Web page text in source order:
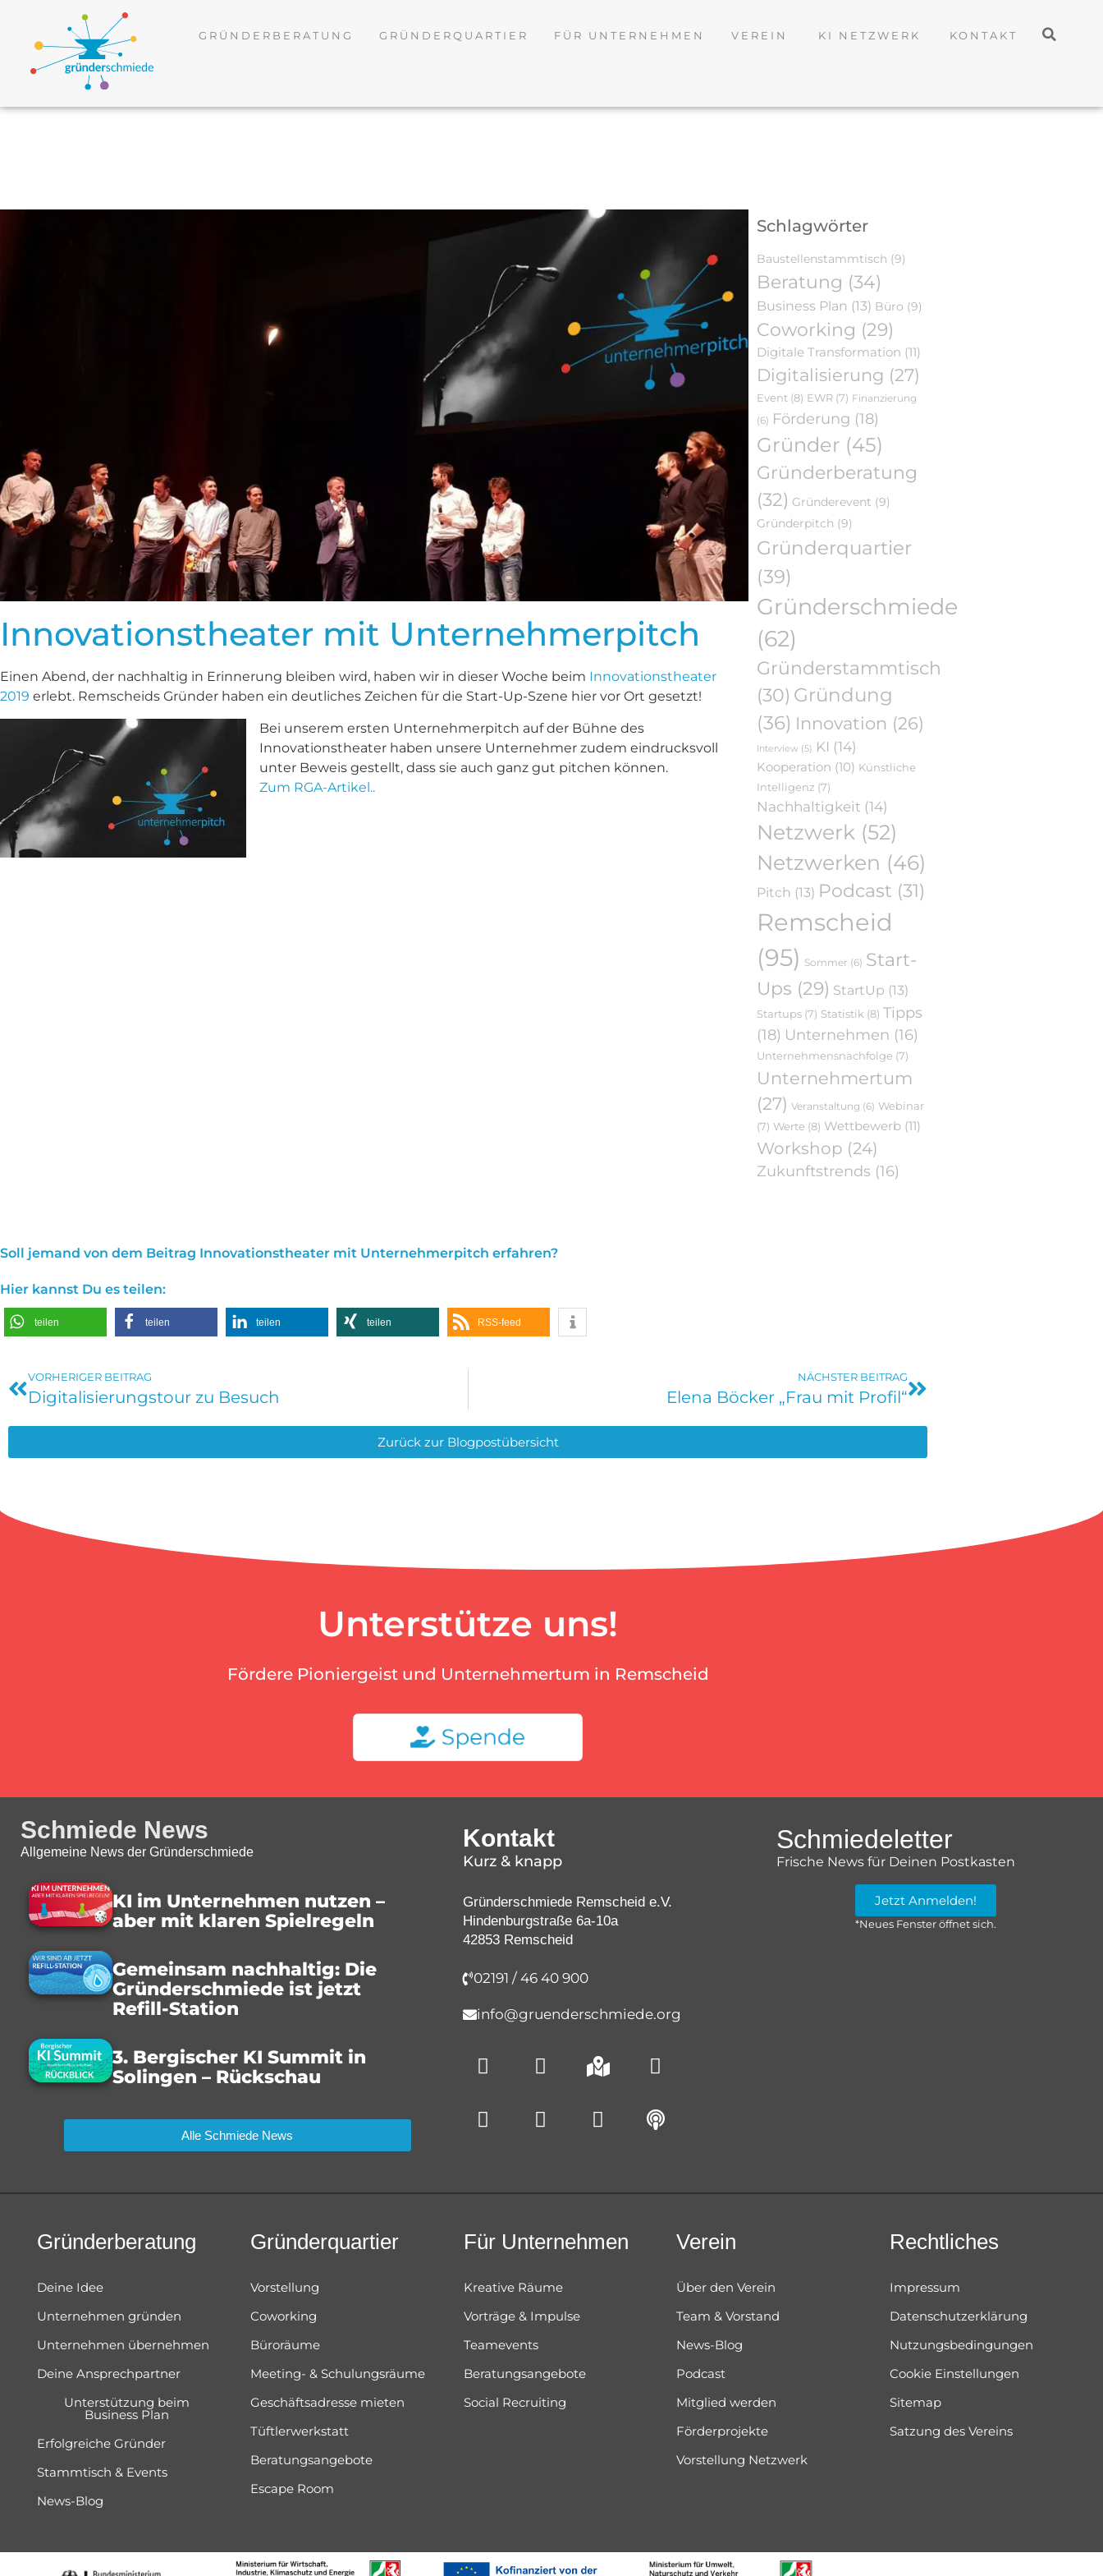
GRÜNDERBERATUNG GRÜNDERQUARTIER FÜR UNTERNEHMEN VEREIN KI NETZWERK KONTAKT
Innovationstheater mit Unternehmerpitch
Einen Abend, der nachhaltig in Erinnerung bleiben wird, haben wir in dieser Woche beim Innovationstheater
2019 erlebt. Remscheids Gründer haben ein deutliches Zeichen für die Start-Up-Szene hier vor Ort gesetzt!
Bei unserem ersten Unternehmerpitch auf der Bühne des
Innovationstheater haben unsere Unternehmer zudem eindrucksvoll
unter Beweis gestellt, dass sie auch ganz gut pitchen können.
Zum RGA-Artikel..
Schlagwörter
Baustellenstammtisch (9)
Beratung (34)
Business Plan (13) Büro (9)
Coworking (29)
Digitale Transformation (11)
Digitalisierung (27)
Event (8) EWR (7) Finanzierung
(6) Förderung (18)
Gründer (45)
Gründerberatung
(32) Gründerevent (9)
Gründerpitch (9)
Gründerquartier
(39)
Gründerschmiede
(62)
Gründerstammtisch
(30) Gründung
(36) Innovation (26)
Interview (5) KI (14)
Kooperation (10) Künstliche
Intelligenz (7)
Nachhaltigkeit (14)
Netzwerk (52)
Netzwerken (46)
Pitch (13) Podcast (31)
Remscheid
(95) Sommer (6) Start-
Ups (29) StartUp (13)
Startups (7) Statistik (8) Tipps
(18) Unternehmen (16)
Unternehmensnachfolge (7)
Unternehmertum
(27) Veranstaltung (6) Webinar
(7) Werte (8) Wettbewerb (11)
Workshop (24)
Zukunftstrends (16)
Soll jemand von dem Beitrag Innovationstheater mit Unternehmerpitch erfahren?
Hier kannst Du es teilen:
teilen teilen teilen teilen RSS-feed
VORHERIGER BEITRAG
Digitalisierungstour zu Besuch
NÄCHSTER BEITRAG
Elena Böcker „Frau mit Profil“
Zurück zur Blogpostübersicht
Unterstütze uns!
Fördere Pioniergeist und Unternehmertum in Remscheid
Schmiede News
Allgemeine News der Gründerschmiede
KI im Unternehmen nutzen –
aber mit klaren Spielregeln
Gemeinsam nachhaltig: Die
Gründerschmiede ist jetzt
Refill-Station
3. Bergischer KI Summit in
Solingen – Rückschau
Alle Schmiede News
Kontakt
Kurz & knapp
Gründerschmiede Remscheid e.V.
Hindenburgstraße 6a-10a
42853 Remscheid
02191 / 46 40 900
info@gruenderschmiede.org
Schmiedeletter
Frische News für Deinen Postkasten
Jetzt Anmelden!
*Neues Fenster öffnet sich.
Gründerberatung
Deine Idee
Unternehmen gründen
Unternehmen übernehmen
Deine Ansprechpartner
Unterstützung beim
Business Plan
Erfolgreiche Gründer
Stammtisch & Events
News-Blog
Gründerquartier
Vorstellung
Coworking
Büroräume
Meeting- & Schulungsräume
Geschäftsadresse mieten
Tüftlerwerkstatt
Beratungsangebote
Escape Room
Für Unternehmen
Kreative Räume
Vorträge & Impulse
Teamevents
Beratungsangebote
Social Recruiting
Verein
Über den Verein
Team & Vorstand
News-Blog
Podcast
Mitglied werden
Förderprojekte
Vorstellung Netzwerk
Rechtliches
Impressum
Datenschutzerklärung
Nutzungsbedingungen
Cookie Einstellungen
Sitemap
Satzung des Vereins